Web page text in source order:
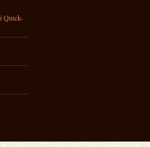
Quick-